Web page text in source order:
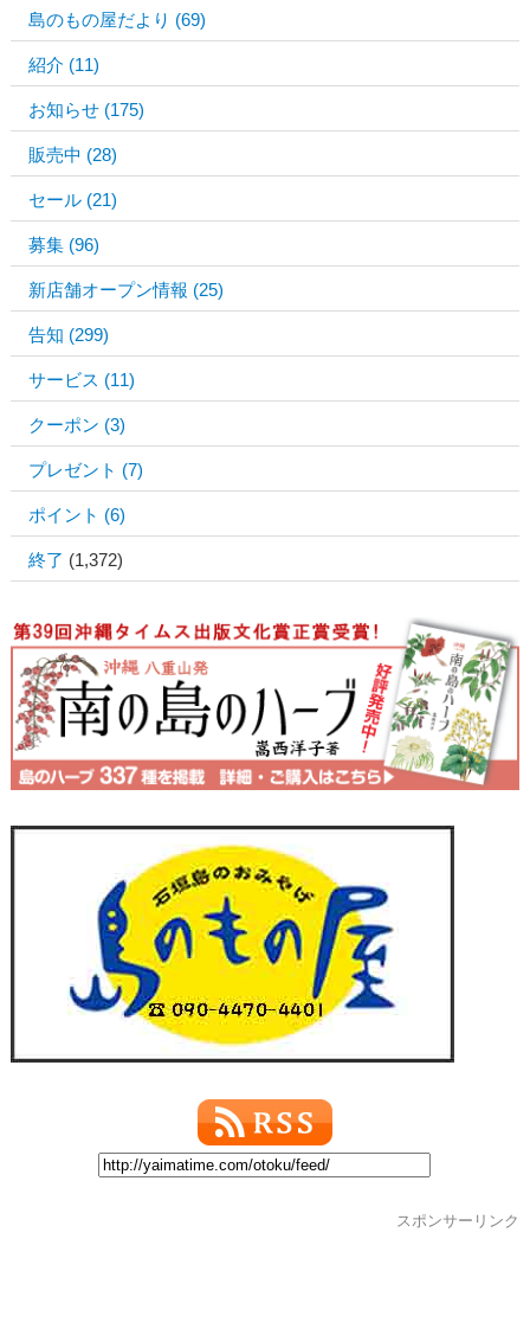
島のもの屋だより (69)
紹介 (11)
お知らせ (175)
販売中 (28)
セール (21)
募集 (96)
新店舗オープン情報 (25)
告知 (299)
サービス (11)
クーポン (3)
プレゼント (7)
ポイント (6)
終了 (1,372)
スポンサーリンク